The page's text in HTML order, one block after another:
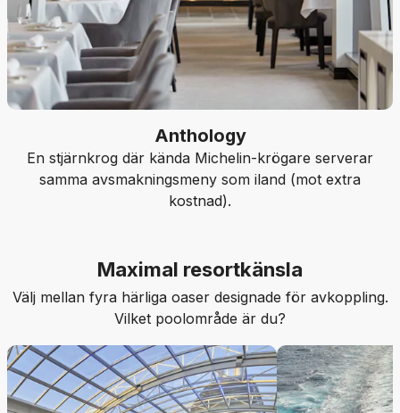
Anthology
En stjärnkrog där kända Michelin-krögare serverar
samma avsmakningsmeny som iland (mot extra
kostnad).
Maximal resortkänsla
Välj mellan fyra härliga oaser designade för avkoppling.
Vilket poolområde är du?